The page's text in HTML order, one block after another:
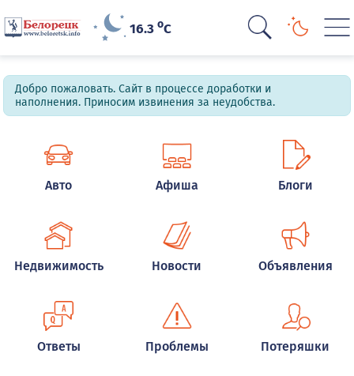
16.3oC
Добро пожаловать. Сайт в процессе доработки и
наполнения. Приносим извинения за неудобства.
Авто Афиша Блоги
Недвижимость Новости Объявления
Ответы Проблемы Потеряшки